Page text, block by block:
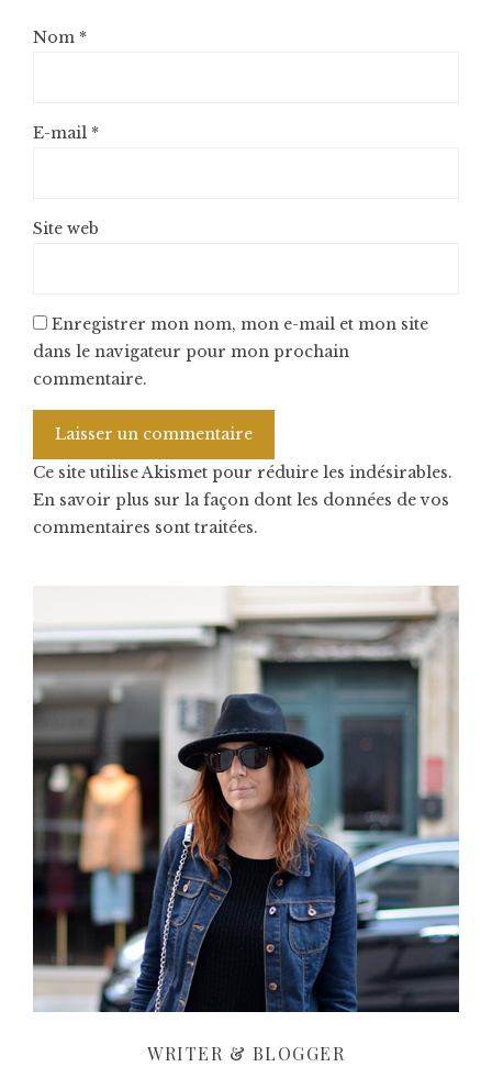
Nom *
E-mail *
Site web
Enregistrer mon nom, mon e-mail et mon site
dans le navigateur pour mon prochain
commentaire.
Ce site utilise Akismet pour réduire les indésirables.
En savoir plus sur la façon dont les données de vos
commentaires sont traitées.
WRITER & BLOGGER